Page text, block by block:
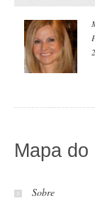
Mapa do
Sobre